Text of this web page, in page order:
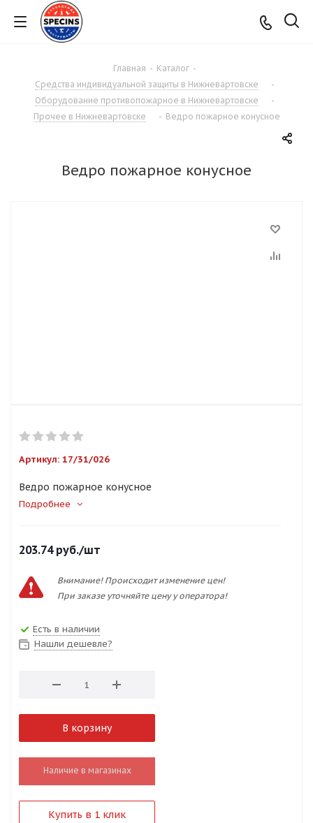
Главная - Каталог -
Средства индивидуальной защиты в Нижневартовске
-
Оборудование противопожарное в Нижневартовске
-
Прочее в Нижневартовске
- Ведро пожарное конусное
Ведро пожарное конусное
Артикул: 17/31/026
Ведро пожарное конусное
Подробнее
203.74руб./шт
Внимание! Происходит изменение цен!
При заказе уточняйте цену у оператора!
Есть в наличии
Нашли дешевле?
В корзину
Наличие в магазинах
Купить в 1 клик